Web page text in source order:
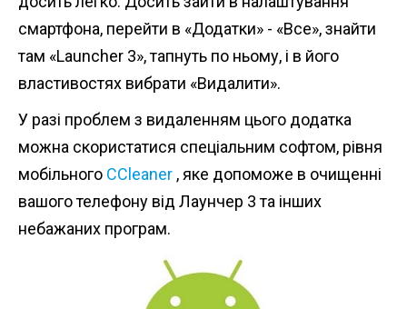
смартфона, перейти в «Додатки» - «Все», знайти
там «Launcher 3», тапнуть по ньому, і в його
властивостях вибрати «Видалити».
У разі проблем з видаленням цього додатка
можна скористатися спеціальним софтом, рівня
мобільного ССleaner , яке допоможе в очищенні
вашого телефону від Лаунчер 3 та інших
небажаних програм.